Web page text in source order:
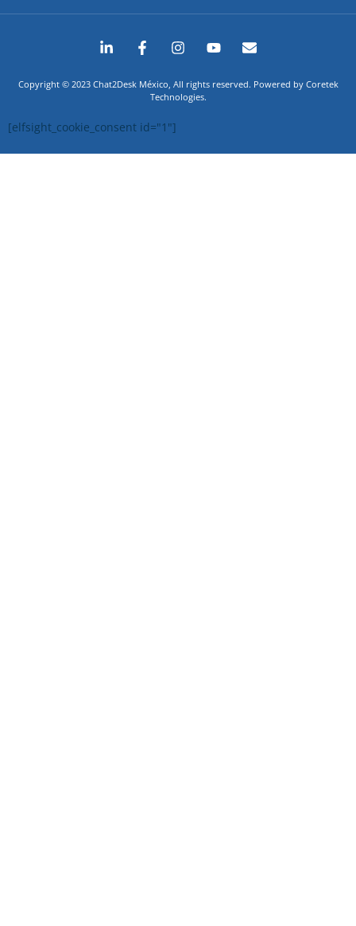
Copyright © 2023 Chat2Desk México, All rights reserved. Powered by Coretek
Technologies.
[elfsight_cookie_consent id="1"]